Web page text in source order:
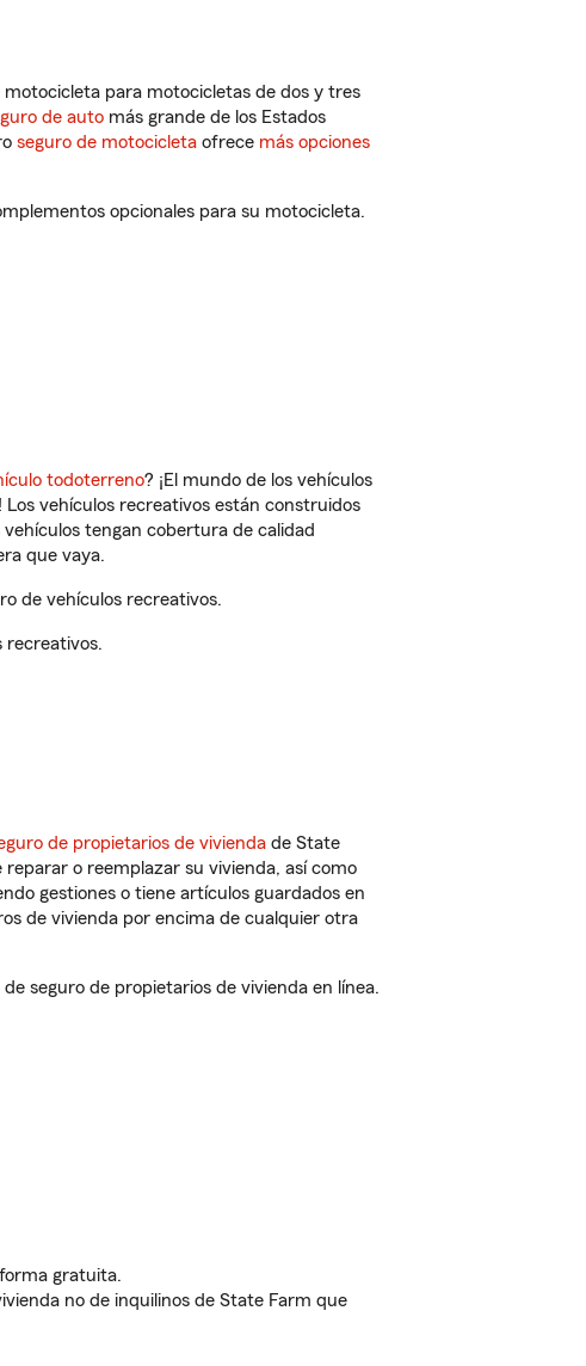
para motocicletas de dos y tres
de auto más grande de los Estados
seguro de motocicleta ofrece más opciones
opcionales para su motocicleta.
todoterreno? ¡El mundo de los vehículos
vehículos recreativos están construidos
tengan cobertura de calidad
que vaya.
de vehículos recreativos.
recreativos.
de propietarios de vivienda de State
o reemplazar su vivienda, así como
gestiones o tiene artículos guardados en
de vivienda por encima de cualquier otra
seguro de propietarios de vivienda en línea.
gratuita.
no de inquilinos de State Farm que